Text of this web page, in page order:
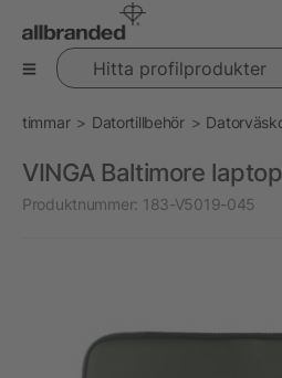
Hitta profilprodukter
timmar Datortillbehör
VINGA Baltimore
Produktnummer: 183-V5019-045